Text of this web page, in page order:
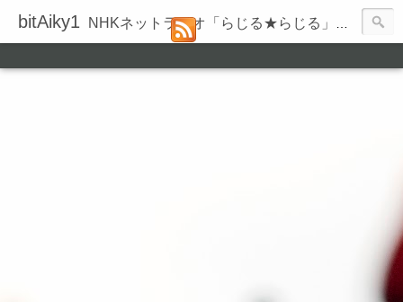
bitAiky1 NHKネットラジオ「らじる★らじる」の録音履歴